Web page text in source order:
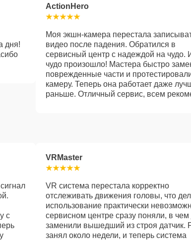
дня!
ActionHero
Моя экшн-камера перестала
видео после падения. Обратился в
сервисный центр с надеждой на чудо.
чудо произошло! Мастера быстро
поврежденные части и
камеру. Теперь она работает даже
раньше. Отличный сервис, всем
с
VRMaster
VR система перестала корректно
отслеживать движения головы, что
использование практически
сервисном центре сразу поняли, в чем
заменили вышедший из строя датчик.
занял около недели, и теперь система